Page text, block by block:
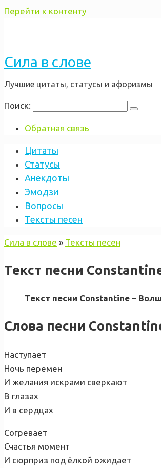
Перейти к контенту
Сила в слове
Лучшие цитаты, статусы и афоризмы
Поиск:
Обратная связь
Цитаты
Статусы
Анекдоты
Эмодзи
Вопросы
Тексты песен
Сила в слове » Тексты песен
Текст песни
Текст песни Constantine –
Слова песни
Наступает
Ночь перемен
И желания искрами сверкают
В глазах
И в сердцах
Согревает
Счастья момент
И сюрприз под ёлкой ожидает